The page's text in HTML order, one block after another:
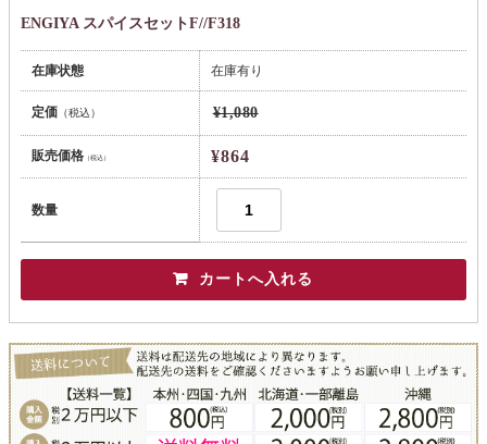
ENGIYA スパイスセットF//F318
在庫状態 在庫有り
定価（税込） ¥1,080
販売価格（税込） ¥864
数量